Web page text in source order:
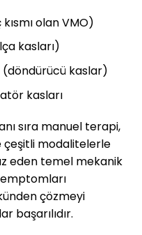
olan VMO)
kasları)
kaslar)
kasları
sıra manuel terapi,
çeşitli modalitelerle
eden temel mekanik
çözmeyi
başarılıdır.